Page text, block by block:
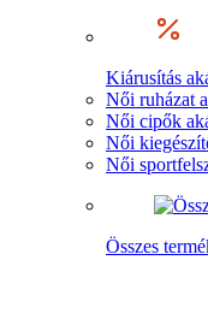
Kiárusítás
Női ruházat
Női cipők
Női
Női
Összes